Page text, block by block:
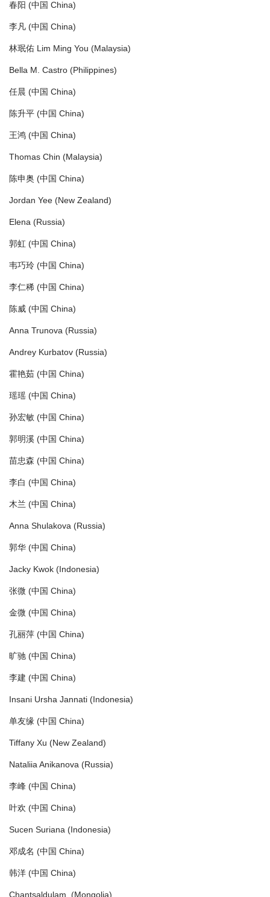
春阳 (中国 China)
李凡 (中国 China)
林珉佑 Lim Ming You (Malaysia)
Bella M. Castro (Philippines)
任晨 (中国 China)
陈升平 (中国 China)
王鸿 (中国 China)
Thomas Chin (Malaysia)
陈申奥 (中国 China)
Jordan Yee (New Zealand)
Elena (Russia)
郭虹 (中国 China)
韦巧玲 (中国 China)
李仁稀 (中国 China)
陈威 (中国 China)
Anna Trunova (Russia)
Andrey Kurbatov (Russia)
霍艳茹 (中国 China)
瑶瑶 (中国 China)
孙宏敏 (中国 China)
郭明溪 (中国 China)
苗忠森 (中国 China)
李白 (中国 China)
木兰 (中国 China)
Anna Shulakova (Russia)
郭华 (中国 China)
Jacky Kwok (Indonesia)
张微 (中国 China)
金微 (中国 China)
孔丽萍 (中国 China)
旷驰 (中国 China)
李建 (中国 China)
Insani Ursha Jannati (Indonesia)
单友缘 (中国 China)
Tiffany Xu (New Zealand)
Nataliia Anikanova (Russia)
李峰 (中国 China)
叶欢 (中国 China)
Sucen Suriana (Indonesia)
邓成名 (中国 China)
韩洋 (中国 China)
Chantsaldulam (Mongolia)